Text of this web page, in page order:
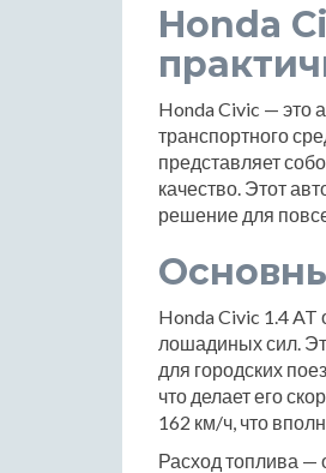
Honda
Honda Civic — это
транспортного
представляет
качество. Этот
решение для
Honda Civic 1.4
лошадиных сил.
для городских
что делает его
162 км/ч, что
Расход топлива —